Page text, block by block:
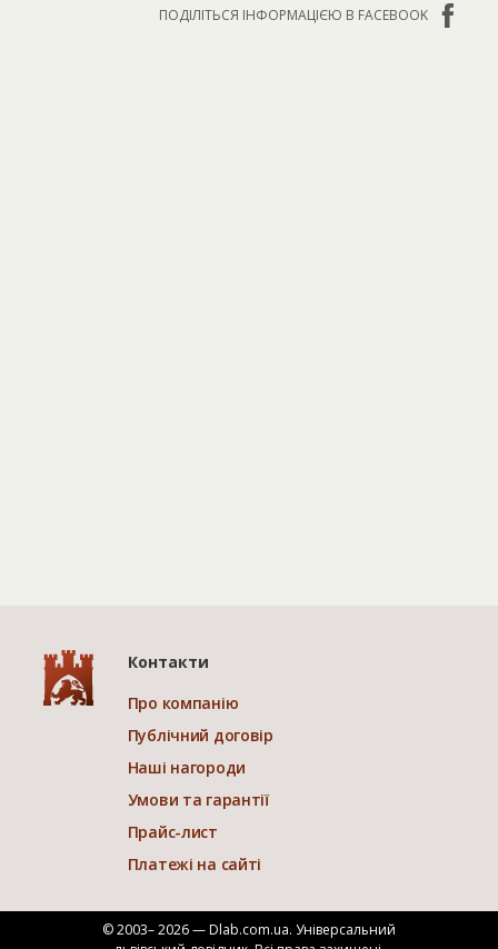
ПОДІЛІТЬСЯ ІНФОРМАЦІЄЮ В FACEBOOK
Контакти
Про компанію
Публічний договір
Наші нагороди
Умови та гарантії
Прайс-лист
Платежі на сайті
© 2003– 2026 — Dlab.com.ua. Універсальний